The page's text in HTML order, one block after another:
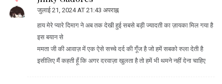
जुलाई 21, 2024 AT 21:43 अपराह्न
हाय मेरे प्यारे दिमाग ने अब तक देखी हुई सबसे बड़ी ज्यादती का ज़ायका मिल गया है
इस बयान से
ममता जी की आवाज़ में एक ऐसे सच्चे दर्द की गूँज है जो हमें सबको रुला देती है
इसीलिए मैं कहती हूँ कि अगर दरवाज़ा खुलता है तो हमें भी थमने नहीं देना चाहिए